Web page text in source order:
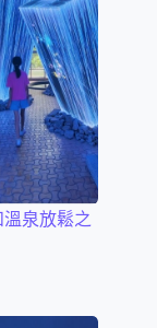
泉放鬆之